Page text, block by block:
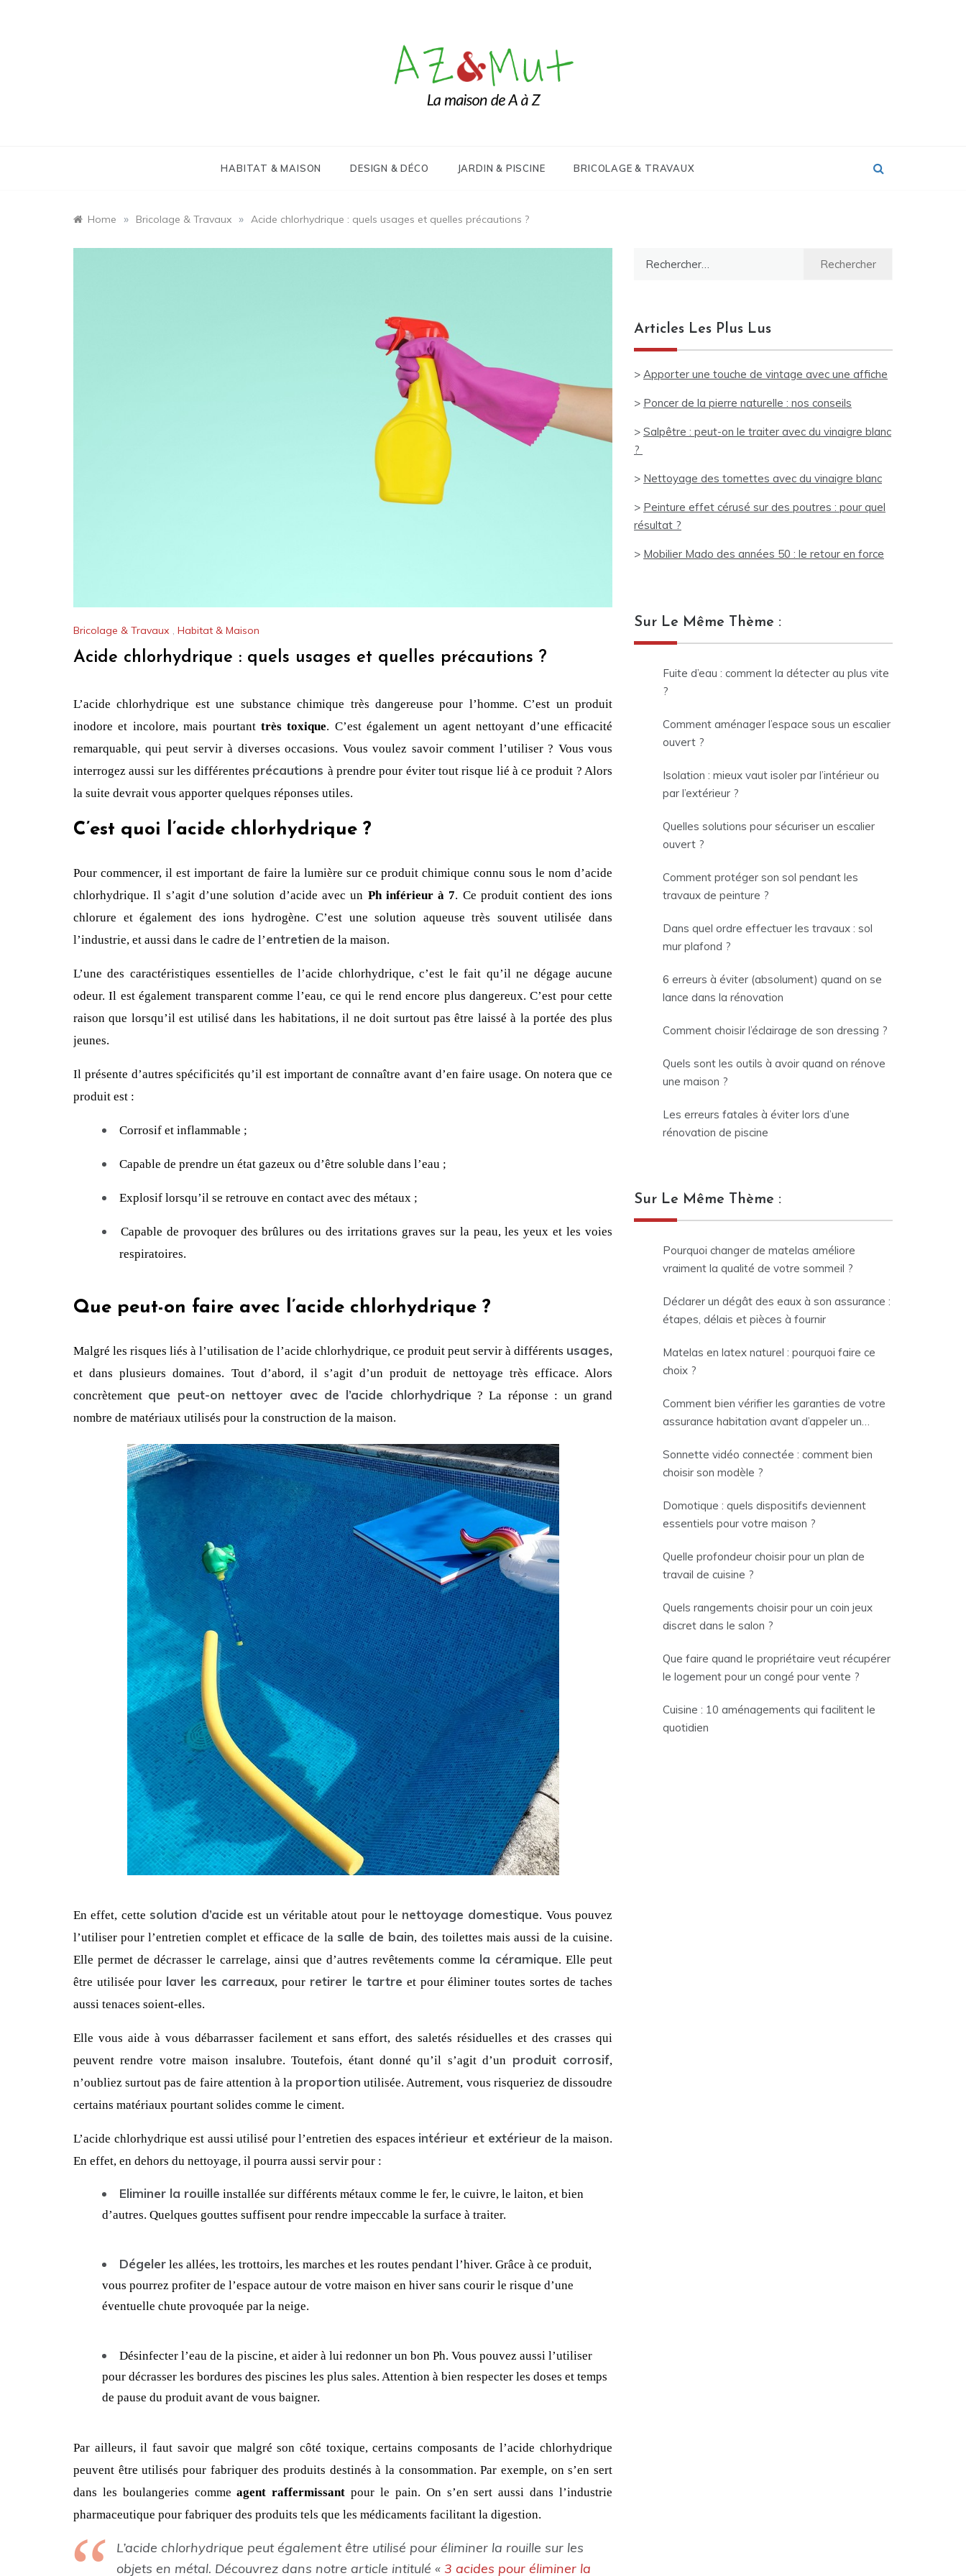
HABITAT & MAISON DESIGN & DÉCO JARDIN & PISCINE BRICOLAGE & TRAVAUX
Home » Bricolage & Travaux » Acide chlorhydrique : quels usages et quelles précautions ?
Bricolage & Travaux , Habitat & Maison
Acide chlorhydrique : quels usages et quelles précautions ?
L’acide chlorhydrique est une substance chimique très dangereuse pour l’homme. C’est un produit
inodore et incolore, mais pourtant très toxique. C’est également un agent nettoyant d’une efficacité
remarquable, qui peut servir à diverses occasions. Vous voulez savoir comment l’utiliser ? Vous vous
interrogez aussi sur les différentes précautions à prendre pour éviter tout risque lié à ce produit ? Alors
la suite devrait vous apporter quelques réponses utiles.
C’est quoi l’acide chlorhydrique ?
Pour commencer, il est important de faire la lumière sur ce produit chimique connu sous le nom d’acide
chlorhydrique. Il s’agit d’une solution d’acide avec un Ph inférieur à 7. Ce produit contient des ions
chlorure et également des ions hydrogène. C’est une solution aqueuse très souvent utilisée dans
l’industrie, et aussi dans le cadre de l’entretien de la maison.
L’une des caractéristiques essentielles de l’acide chlorhydrique, c’est le fait qu’il ne dégage aucune
odeur. Il est également transparent comme l’eau, ce qui le rend encore plus dangereux. C’est pour cette
raison que lorsqu’il est utilisé dans les habitations, il ne doit surtout pas être laissé à la portée des plus
jeunes.
Il présente d’autres spécificités qu’il est important de connaître avant d’en faire usage. On notera que ce
produit est :
Corrosif et inflammable ;
Capable de prendre un état gazeux ou d’être soluble dans l’eau ;
Explosif lorsqu’il se retrouve en contact avec des métaux ;
Capable de provoquer des brûlures ou des irritations graves sur la peau, les yeux et les voies
respiratoires.
Que peut-on faire avec l’acide chlorhydrique ?
Malgré les risques liés à l’utilisation de l’acide chlorhydrique, ce produit peut servir à différents usages,
concrètement que peut-on nettoyer avec de l’acide chlorhydrique ? La réponse : un grand
nombre de matériaux utilisés pour la construction de la maison.
En effet, cette solution d’acide est un véritable atout pour le nettoyage domestique. Vous pouvez
l’utiliser pour l’entretien complet et efficace de la salle de bain, des toilettes mais aussi de la cuisine.
Elle permet de décrasser le carrelage, ainsi que d’autres revêtements comme la céramique. Elle peut
être utilisée pour laver les carreaux, pour retirer le tartre et pour éliminer toutes sortes de taches
aussi tenaces soient-elles.
Elle vous aide à vous débarrasser facilement et sans effort, des saletés résiduelles et des crasses qui
peuvent rendre votre maison insalubre. Toutefois, étant donné qu’il s’agit d’un produit corrosif,
n’oubliez surtout pas de faire attention à la proportion utilisée. Autrement, vous risqueriez de dissoudre
certains matériaux pourtant solides comme le ciment.
L’acide chlorhydrique est aussi utilisé pour l’entretien des espaces intérieur et extérieur de la maison.
En effet, en dehors du nettoyage, il pourra aussi servir pour :
Eliminer la rouille installée sur différents métaux comme le fer, le cuivre, le laiton, et bien
d’autres. Quelques gouttes suffisent pour rendre impeccable la surface à traiter.
Dégeler les allées, les trottoirs, les marches et les routes pendant l’hiver. Grâce à ce produit,
vous pourrez profiter de l’espace autour de votre maison en hiver sans courir le risque d’une
éventuelle chute provoquée par la neige.
Désinfecter l’eau de la piscine, et aider à lui redonner un bon Ph. Vous pouvez aussi l’utiliser
pour décrasser les bordures des piscines les plus sales. Attention à bien respecter les doses et temps
de pause du produit avant de vous baigner.
Par ailleurs, il faut savoir que malgré son côté toxique, certains composants de l’acide chlorhydrique
peuvent être utilisés pour fabriquer des produits destinés à la consommation. Par exemple, on s’en sert
dans les boulangeries comme agent raffermissant pour le pain. On s’en sert aussi dans l’industrie
pharmaceutique pour fabriquer des produits tels que les médicaments facilitant la digestion.
L’acide chlorhydrique peut également être utilisé pour éliminer la rouille sur les
objets en métal. Découvrez dans notre article intitulé « 3 acides pour éliminer la
Articles Les Plus Lus
> Apporter une touche de vintage avec une affiche
> Poncer de la pierre naturelle : nos conseils
> Salpêtre : peut-on le traiter avec du vinaigre blanc
?
> Nettoyage des tomettes avec du vinaigre blanc
> Peinture effet cérusé sur des poutres : pour quel
résultat ?
> Mobilier Mado des années 50 : le retour en force
Sur Le Même Thème :
Fuite d’eau : comment la détecter au plus vite
?
Comment aménager l’espace sous un escalier
ouvert ?
Isolation : mieux vaut isoler par l’intérieur ou
par l’extérieur ?
Quelles solutions pour sécuriser un escalier
ouvert ?
Comment protéger son sol pendant les
travaux de peinture ?
Dans quel ordre effectuer les travaux : sol
mur plafond ?
6 erreurs à éviter (absolument) quand on se
lance dans la rénovation
Comment choisir l’éclairage de son dressing ?
Quels sont les outils à avoir quand on rénove
une maison ?
Les erreurs fatales à éviter lors d’une
rénovation de piscine
Sur Le Même Thème :
Pourquoi changer de matelas améliore
vraiment la qualité de votre sommeil ?
Déclarer un dégât des eaux à son assurance :
étapes, délais et pièces à fournir
Matelas en latex naturel : pourquoi faire ce
choix ?
Comment bien vérifier les garanties de votre
assurance habitation avant d’appeler un
Sonnette vidéo connectée : comment bien
choisir son modèle ?
Domotique : quels dispositifs deviennent
essentiels pour votre maison ?
Quelle profondeur choisir pour un plan de
travail de cuisine ?
Quels rangements choisir pour un coin jeux
discret dans le salon ?
Que faire quand le propriétaire veut récupérer
le logement pour un congé pour vente ?
Cuisine : 10 aménagements qui facilitent le
quotidien